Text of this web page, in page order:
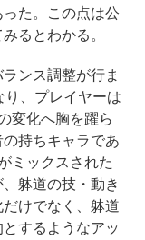
た。この点は公
るとわかる。
ンス調整が行ま
、プレイヤーは
変化へ胸を躍ら
持ちキャラであ
ミックスされた
躰道の技・動き
けでなく、躰道
するようなアッ